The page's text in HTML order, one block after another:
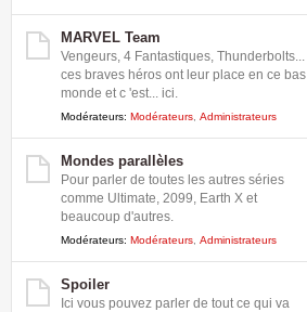
MARVEL Team
Vengeurs, 4 Fantastiques, Thunderbolts...
ces braves héros ont leur place en ce bas
monde et c 'est... ici.
Modérateurs: Modérateurs Administrateurs
Mondes parallèles
Pour parler de toutes les autres séries
comme Ultimate, 2099, Earth X et
beaucoup d'autres.
Modérateurs: Modérateurs Administrateurs
Spoiler
Ici vous pouvez parler de tout ce qui va